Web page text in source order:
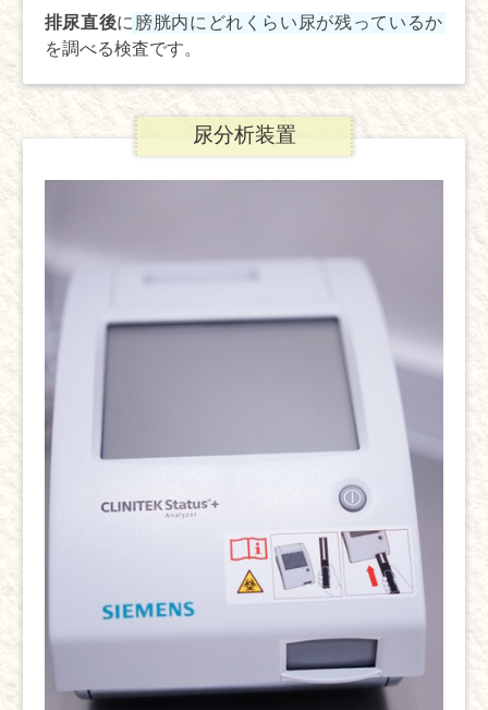
排尿直後に 膀胱内にどれくらい尿が残っているか
を調べる検査です。
尿分析装置